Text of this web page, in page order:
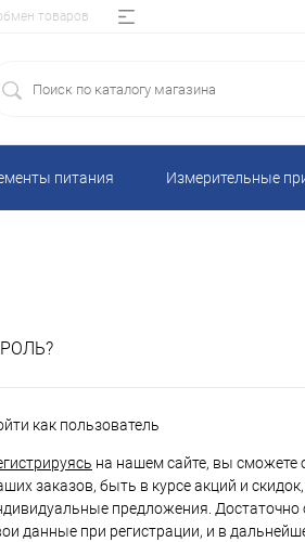
товаров
питания Измерительные
как пользователь
на нашем сайте, вы сможете
заказов, быть в курсе акций и
предложения. Достаточно
данные при регистрации, и в